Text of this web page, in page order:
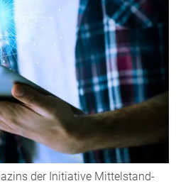
der Initiative Mittelstand-